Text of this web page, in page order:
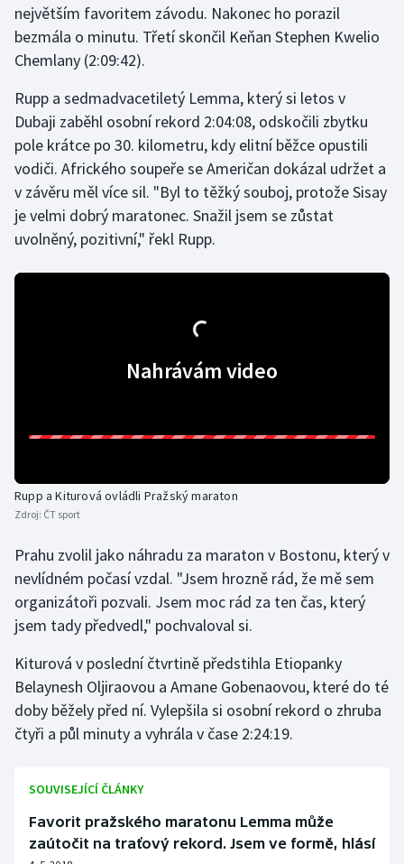
Gymnastika
Jezdectví
Judo
Krasobruslení
Olympijské hry
Plavání
Plážový volejbal
Ragby
Rychlostní kanoistika
Short track
Sportovní střelba
Stolní tenis
největším favoritem závodu. Nakonec ho porazil
bezmála o minutu. Třetí skončil Keňan Stephen Kwelio
Chemlany (2:09:42).
Rupp a sedmadvacetiletý Lemma, který si letos v
Dubaji zaběhl osobní rekord 2:04:08, odskočili zbytku
pole krátce po 30. kilometru, kdy elitní běžce opustili
vodiči. Afrického soupeře se Američan dokázal udržet a
v závěru měl více sil. "Byl to těžký souboj, protože Sisay
je velmi dobrý maratonec. Snažil jsem se zůstat
uvolněný, pozitivní," řekl Rupp.
Nahrávám video
Rupp a Kiturová ovládli Pražský maraton
Zdroj: ČT sport
Prahu zvolil jako náhradu za maraton v Bostonu, který v
nevlídném počasí vzdal. "Jsem hrozně rád, že mě sem
organizátoři pozvali. Jsem moc rád za ten čas, který
jsem tady předvedl," pochvaloval si.
Kiturová v poslední čtvrtině předstihla Etiopanky
Belaynesh Oljiraovou a Amane Gobenaovou, které do té
doby běžely před ní. Vylepšila si osobní rekord o zhruba
čtyři a půl minuty a vyhrála v čase 2:24:19.
SOUVISEJÍCÍ ČLÁNKY
Favorit pražského maratonu Lemma může
zaútočit na traťový rekord. Jsem ve formě, hlásí